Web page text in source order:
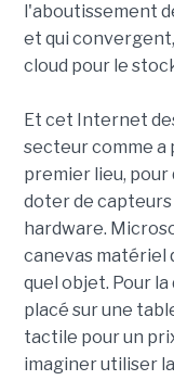
l'aboutissement
et qui convergent,
cloud pour le
Et cet Internet
secteur comme a
premier lieu,
doter de
hardware.
canevas matériel
quel objet. Pour
placé sur une
tactile pour un
imaginer utiliser